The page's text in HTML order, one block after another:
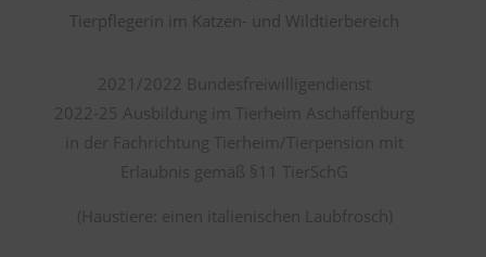
Tierpflegerin im Katzen- und Wildtierbereich
2021/2022 Bundesfreiwilligendienst
2022-25 Ausbildung im Tierheim Aschaffenburg
in der Fachrichtung Tierheim/Tierpension mit
Erlaubnis gemäß §11 TierSchG
(Haustiere: einen italienischen Laubfrosch)